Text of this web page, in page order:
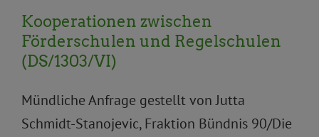
Kooperationen zwischen
Förderschulen und Regelschulen
(DS/1303/VI)
Mündliche Anfrage gestellt von Jutta
Schmidt-Stanojevic, Fraktion Bündnis 90/Die